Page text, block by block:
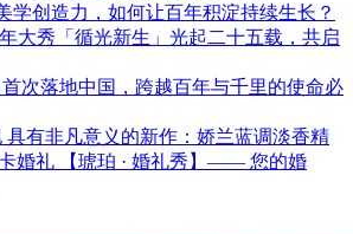
学创造力，如何让百年积淀持续生长？
大秀「循光新生」光起二十五载，共启
次落地中国，跨越百年与千里的使命必
具有非凡意义的新作：娇兰蓝调淡香精
婚礼 【琥珀 · 婚礼秀】—— 您的婚